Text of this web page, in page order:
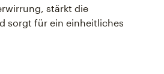
stärkt die
sorgt für ein einheitliches